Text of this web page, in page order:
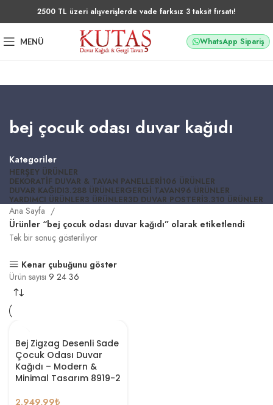
2500 TL üzeri alışverişlerde vade farksız 3 taksit fırsatı!
MENÜ WhatsApp Sipariş
bej çocuk odası duvar kağıdı
Kategoriler
HERŞEY ÜRÜNLER
DEKORATIF DUVAR & TAVAN PANELLERI106 ÜRÜNLER
DUVAR KAĞIDI3.288 ÜRÜNLERGERGI TAVAN96 ÜRÜNLER
YARDIMCI ÜRÜNLER3 ÜRÜNLER3D DUVAR POSTERI3.310 ÜRÜNLER
Ana Sayfa
Ürünler “bej çocuk odası duvar kağıdı” olarak etiketlendi
Tek bir sonuç gösteriliyor
Kenar çubuğunu göster
Ürün sayısı 9 24 36
Bej Zigzag Desenli Sade
Çocuk Odası Duvar
Kağıdı – Modern &
Minimal Tasarım 8919-2
2.949,99₺